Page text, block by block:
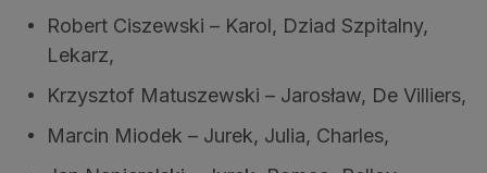
Robert Ciszewski – Karol, Dziad Szpitalny,
Lekarz,
Krzysztof Matuszewski – Jarosław, De Villiers,
Marcin Miodek – Jurek, Julia, Charles,